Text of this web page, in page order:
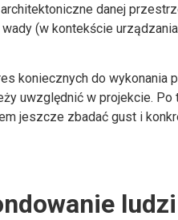
danej
wady (w kontekście
koniecznych do wykonania
uwzględnić w projekcie.
jeszcze zbadać gust i
ludzi